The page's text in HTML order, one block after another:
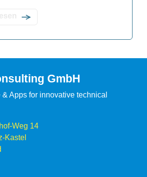
GmbH
Apps for innovative technical
Weg 14
Kastel